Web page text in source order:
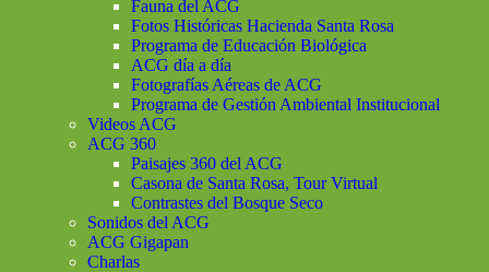
Fauna del ACG
Fotos Históricas Hacienda Santa Rosa
Programa de Educación Biológica
ACG día a día
Fotografías Aéreas de ACG
Programa de Gestión Ambiental Institucional
Videos ACG
ACG 360
Paisajes 360 del ACG
Casona de Santa Rosa, Tour Virtual
Contrastes del Bosque Seco
Sonidos del ACG
ACG Gigapan
Charlas